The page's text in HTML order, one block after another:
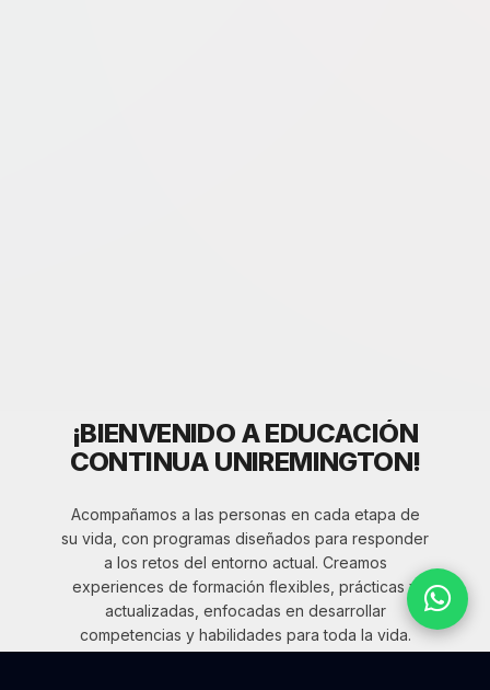
¡BIENVENIDO A EDUCACIÓN
CONTINUA UNIREMINGTON!
Acompañamos a las personas en cada etapa de
su vida, con programas diseñados para responder
a los retos del entorno actual. Creamos
experiences de formación flexibles, prácticas y
actualizadas, enfocadas en desarrollar
competencias y habilidades para toda la vida.